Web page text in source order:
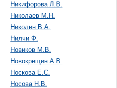
Никифорова Л.В.
Николаев М.Н.
Николин В.А.
Нилчи Ф.
Новиков М.В.
Новокрещин А.В.
Носкова Е.С.
Носова Н.В.